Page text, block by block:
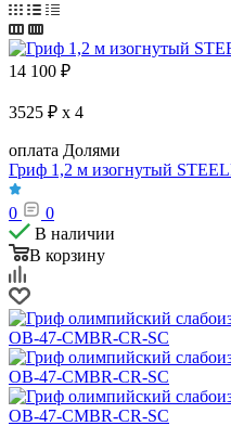
14 100 ₽
3525 ₽ x 4
оплата Долями
Гриф 1,2 м изогнутый
0
0
В наличии
В корзину